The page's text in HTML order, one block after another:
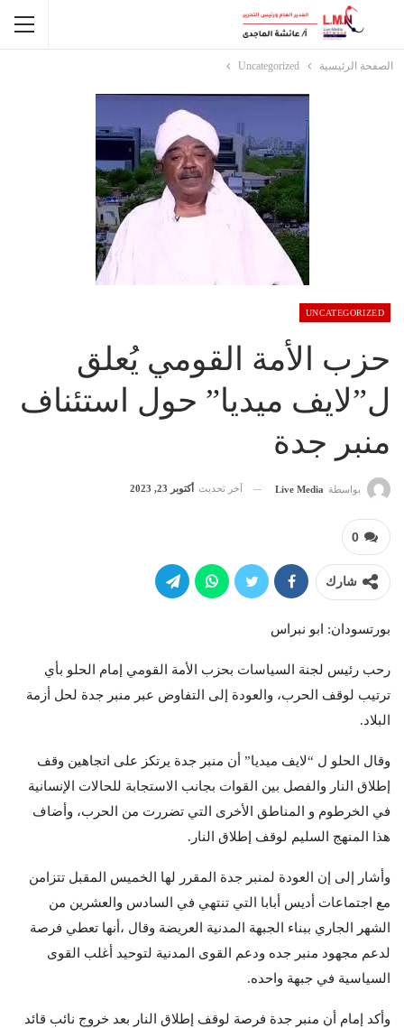
الصفحة الرئيسية Uncategorized
UNCATEGORIZED
حزب الأمة القومي يُعلق
ل”لايف ميديا” حول استئناف
منبر جدة
بواسطة Live Media آخر تحديث أكتوبر 23, 2023
0
شارك
بورتسودان: ابو نبراس
رحب رئيس لجنة السياسات بحزب الأمة القومي إمام الحلو بأي
ترتيب لوقف الحرب، والعودة إلى التفاوض عبر منبر جدة لحل أزمة
البلاد.
وقال الحلو ل “لايف ميديا” أن منبر جدة يرتكز على اتجاهين وقف
إطلاق النار والفصل بين القوات بجانب الاستجابة للحالات الإنسانية
في الخرطوم و المناطق الأخرى التي تضررت من الحرب، وأضاف
هذا المنهج السليم لوقف إطلاق النار.
وأشار إلى إن العودة لمنبر جدة المقرر لها الخميس المقبل تتزامن
مع اجتماعات أديس أبابا التي تنتهي في السادس والعشرين من
الشهر الجاري ببناء الجبهة المدنية العريضة وقال ،أنها تعطي فرصة
لدعم مجهود منبر جده ودعم القوى المدنية لتوحيد أغلب القوى
السياسية في جبهة واحده.
وأكد إمام أن منبر جدة فرصة لوقف إطلاق النار بعد خروج نائب قائد